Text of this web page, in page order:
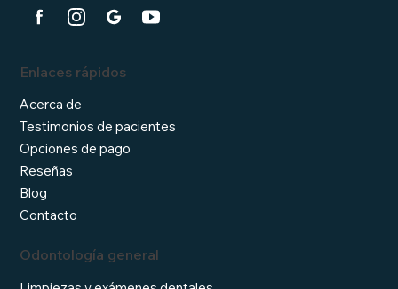
Enlaces rápidos
Acerca de
Testimonios de pacientes
Opciones de pago
Reseñas
Blog
Contacto
Odontología general